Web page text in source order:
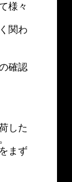
様々
関わ
確認
した
まず